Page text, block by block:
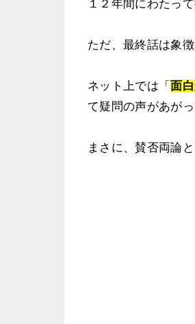
１２年間にわたっ
ただ、最終話は象
ネット上では「面
て疑問の声があがっ
まさに、賛否両論と